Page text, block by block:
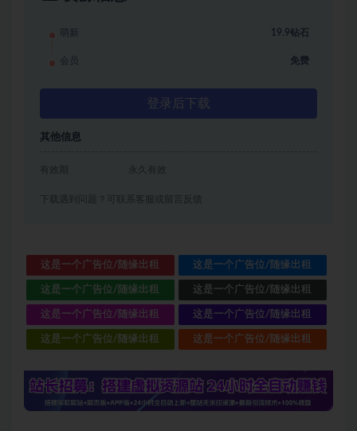
萌新 19.9钻石
会员 免费
登录后下载
其他信息
有效期 永久有效
下载遇到问题？可联系客服或留言反馈
这是一个广告位/随缘出租 这是一个广告位/随缘出租
这是一个广告位/随缘出租 这是一个广告位/随缘出租
这是一个广告位/随缘出租 这是一个广告位/随缘出租
这是一个广告位/随缘出租 这是一个广告位/随缘出租